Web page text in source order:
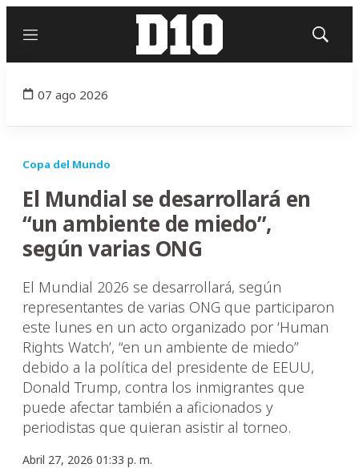
Menú
Mostrar
07 ago 2026
Copa del Mundo
El Mundial se desarrollará en
“un ambiente de miedo”,
según varias ONG
El Mundial 2026 se desarrollará, según
representantes de varias ONG que participaron
este lunes en un acto organizado por ‘Human
Rights Watch’, “en un ambiente de miedo”
debido a la política del presidente de EEUU,
Donald Trump, contra los inmigrantes que
puede afectar también a aficionados y
periodistas que quieran asistir al torneo.
Abril 27, 2026 01:33 p. m.